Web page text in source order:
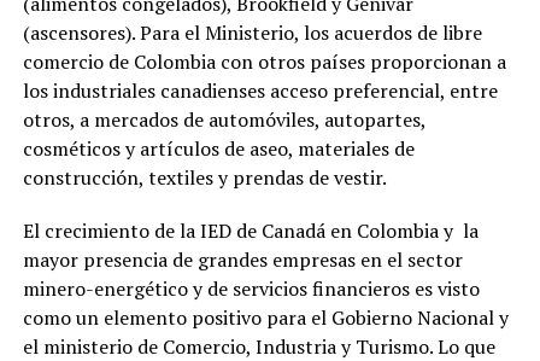
(ascensores). Para el Ministerio, los acuerdos de libre
comercio de Colombia con otros países proporcionan a
los industriales canadienses acceso preferencial, entre
otros, a mercados de automóviles, autopartes,
cosméticos y artículos de aseo, materiales de
construcción, textiles y prendas de vestir.
El crecimiento de la IED de Canadá en Colombia y la
mayor presencia de grandes empresas en el sector
minero-energético y de servicios financieros es visto
como un elemento positivo para el Gobierno Nacional y
el ministerio de Comercio, Industria y Turismo. Lo que